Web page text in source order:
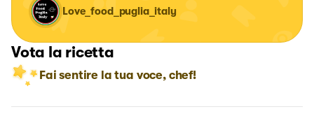
Love_food_puglia_italy
Vota la ricetta
Fai sentire la tua voce, chef!